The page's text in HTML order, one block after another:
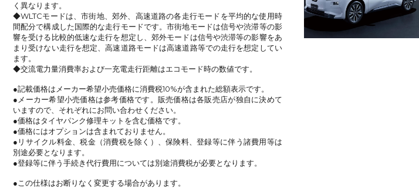
く異なります。
◆WLTCモードは、市街地、郊外、高速道路の各走行モードを平均的な使用時
間配分で構成した国際的な走行モードです。市街地モードは信号や渋滞等の影
響を受ける比較的低速な走行を想定し、郊外モードは信号や渋滞等の影響をあ
まり受けない走行を想定、高速道路モードは高速道路等での走行を想定してい
ます。
◆交流電力量消費率および一充電走行距離はエコモード時の数値です。
●記載価格はメーカー希望小売価格に消費税10%が含まれた総額表示です。
●メーカー希望小売価格は参考価格です。販売価格は各販売店が独自に決めて
いますので、それぞれにお問い合わせください。
●価格はタイヤパンク修理キットを含む価格です。
●価格にはオプションは含まれておりません。
●リサイクル料金、税金（消費税を除く）、保険料、登録等に伴う諸費用等は
別途必要となります。
●登録等に伴う手続き代行費用については別途消費税が必要となります。
●この仕様はお断りなく変更する場合があります。